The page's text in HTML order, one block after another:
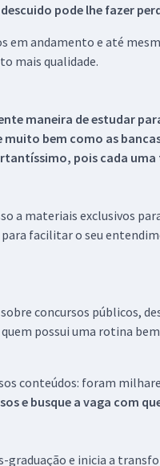
pode lhe fazer
em andamento e até
mais qualidade.
maneira de estudar
bem como as
pois cada
a materiais exclusivos
facilitar o seu
concursos públicos,
possui uma rotina
conteúdos: foram
e busque a vaga com
graduação e inicia a